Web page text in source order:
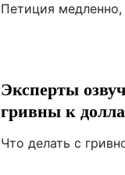
Петиция медленно,
Эксперты
гривны к
Что делать с